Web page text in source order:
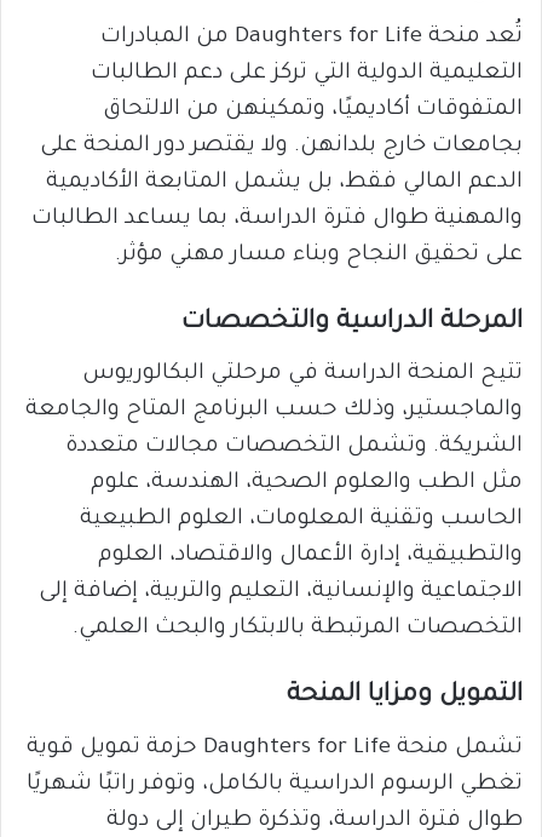
تُعد منحة Daughters for Life من المبادرات
التعليمية الدولية التي تركز على دعم الطالبات
المتفوقات أكاديميًا، وتمكينهن من الالتحاق
بجامعات خارج بلدانهن. ولا يقتصر دور المنحة على
الدعم المالي فقط، بل يشمل المتابعة الأكاديمية
والمهنية طوال فترة الدراسة، بما يساعد الطالبات
على تحقيق النجاح وبناء مسار مهني مؤثر.
المرحلة الدراسية والتخصصات
تتيح المنحة الدراسة في مرحلتي البكالوريوس
والماجستير، وذلك حسب البرنامج المتاح والجامعة
الشريكة. وتشمل التخصصات مجالات متعددة
مثل الطب والعلوم الصحية، الهندسة، علوم
الحاسب وتقنية المعلومات، العلوم الطبيعية
والتطبيقية، إدارة الأعمال والاقتصاد، العلوم
الاجتماعية والإنسانية، التعليم والتربية، إضافة إلى
التخصصات المرتبطة بالابتكار والبحث العلمي.
التمويل ومزايا المنحة
تشمل منحة Daughters for Life حزمة تمويل قوية
تغطي الرسوم الدراسية بالكامل، وتوفر راتبًا شهريًا
طوال فترة الدراسة، وتذكرة طيران إلى دولة